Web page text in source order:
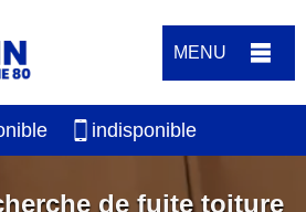
MENU
indisponible
de fuite toiture